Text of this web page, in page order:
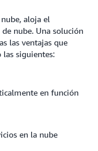
aloja el
nube. Una solución
las ventajas que
siguientes:
en función
en la nube